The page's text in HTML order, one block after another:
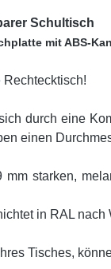
Schultisch
mit ABS-
durch eine
einen
starken,
in RAL nach
Tisches,